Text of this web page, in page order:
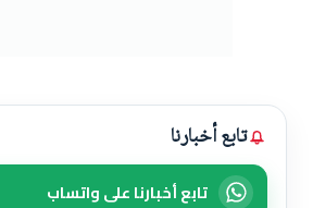
تابع أخبارنا
تابع أخبارنا على واتساب